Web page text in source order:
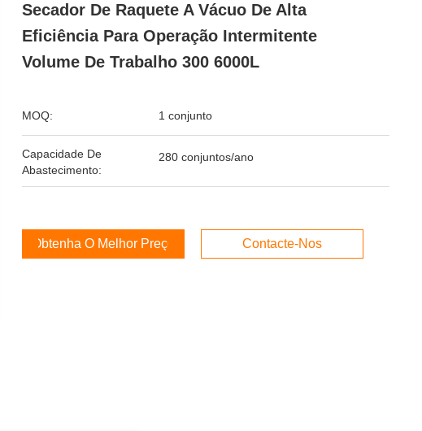
Secador De Raquete A Vácuo De Alta
Eficiência Para Operação Intermitente
Volume De Trabalho 300 6000L
MOQ: 1 conjunto
Capacidade De
Abastecimento:
280 conjuntos/ano
Obtenha O Melhor Preço Contacte-Nos